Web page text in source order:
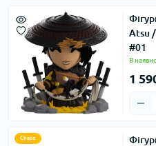
Atsu
#01
В
1
Chase